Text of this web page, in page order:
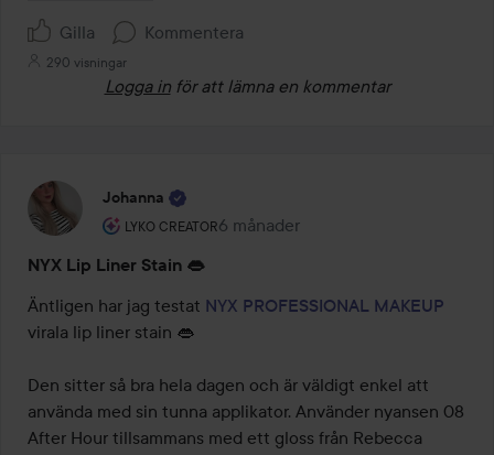
Gilla Kommentera
290 visningar
Logga in för att lämna en kommentar
Johanna
LYKO CREATOR
Användarens roll: Lyko Creator.
6 månader
Inlägget skapades 6 månader
NYX Lip Liner Stain 👄
Äntligen har jag testat NYX PROFESSIONAL MAKEUP
virala lip liner stain 👄
Den sitter så bra hela dagen och är väldigt enkel att
använda med sin tunna applikator. Använder nyansen 08
After Hour tillsammans med ett gloss från Rebecca